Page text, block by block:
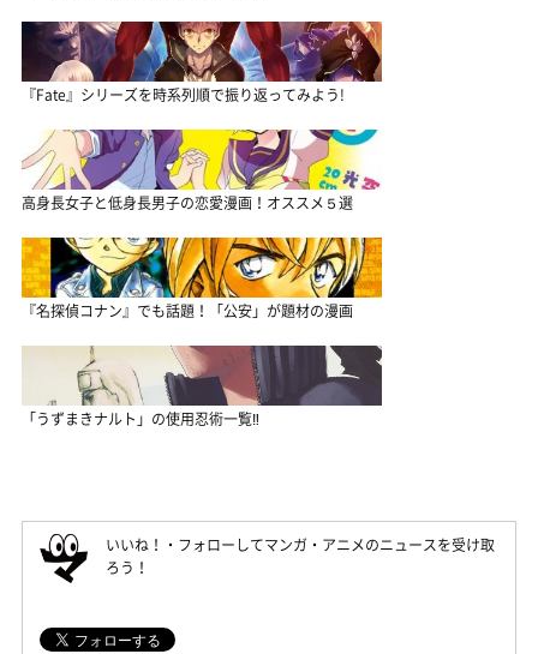
『Fate』シリーズを時系列順で振り返ってみよう!
高身長女子と低身長男子の恋愛漫画！オススメ５選
『名探偵コナン』でも話題！「公安」が題材の漫画
「うずまきナルト」の使用忍術一覧‼
いいね！・フォローしてマンガ・アニメのニュースを受け取
ろう！